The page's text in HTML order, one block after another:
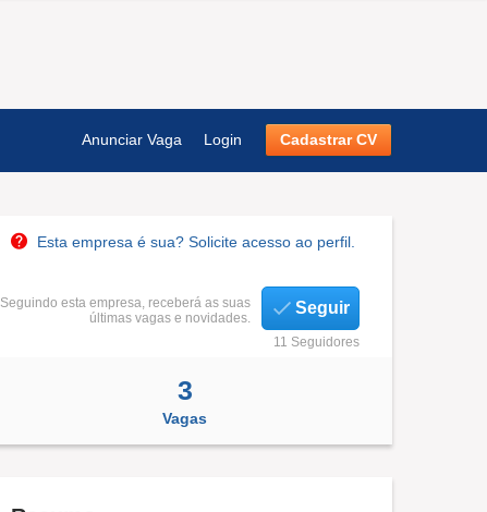
Anunciar Vaga Login Cadastrar CV
Esta empresa é sua? Solicite acesso ao perfil.
Seguindo esta empresa, receberá as suas
últimas vagas e novidades.
Seguir
11 Seguidores
3
Vagas